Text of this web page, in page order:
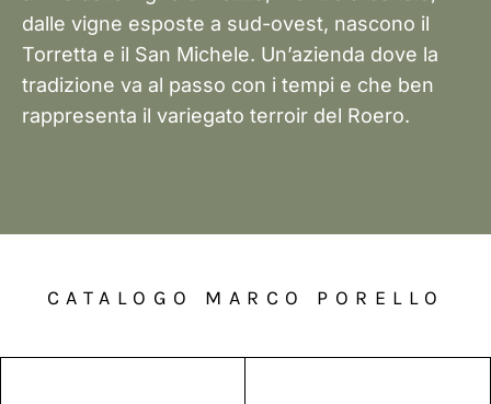
dalle vigne esposte a sud-ovest, nascono il
Torretta e il San Michele. Un’azienda dove la
tradizione va al passo con i tempi e che ben
rappresenta il variegato terroir del Roero.
CATALOGO MARCO PORELLO